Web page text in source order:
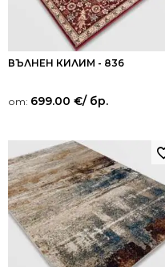
ВЪЛНЕН КИЛИМ - 836
от: 699.00 €/ бр.